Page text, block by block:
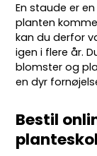
En staude er
planten
kan du derfor
igen i flere år.
blomster og
en dyr
Bestil